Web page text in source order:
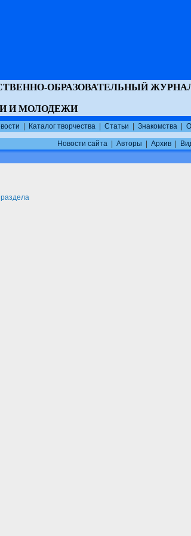
ОБРАЗОВАТЕЛЬНЫЙ
И МОЛОДЕЖИ
Каталог творчества Статьи Знакомства
Новости сайта Авторы Архив